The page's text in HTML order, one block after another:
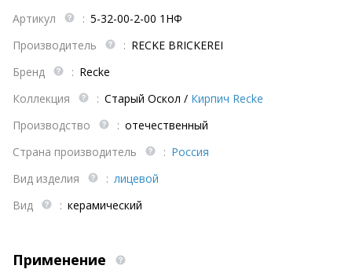
Артикул
: 5-32-00-2-00 1НФ
Производитель
: RECKE BRICKEREI
Бренд
: Recke
Коллекция
: Старый Оскол / Кирпич Recke
Производство
: отечественный
Страна производитель
: Россия
Вид изделия
: лицевой
Вид
: керамический
Применение